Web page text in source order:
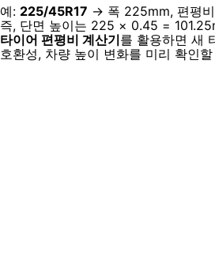
예: 225/45R17 → 폭 225mm, 편평
즉, 단면 높이는 225 × 0.45 =
타이어 편평비 계산기를 활용하면 새
호환성, 차량 높이 변화를 미리 확인